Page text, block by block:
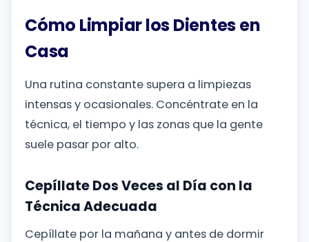
Cómo Limpiar los Dientes en
Casa
Una rutina constante supera a limpiezas
intensas y ocasionales. Concéntrate en la
técnica, el tiempo y las zonas que la gente
suele pasar por alto.
Cepíllate Dos Veces al Día con la
Técnica Adecuada
Cepíllate por la mañana y antes de dormir